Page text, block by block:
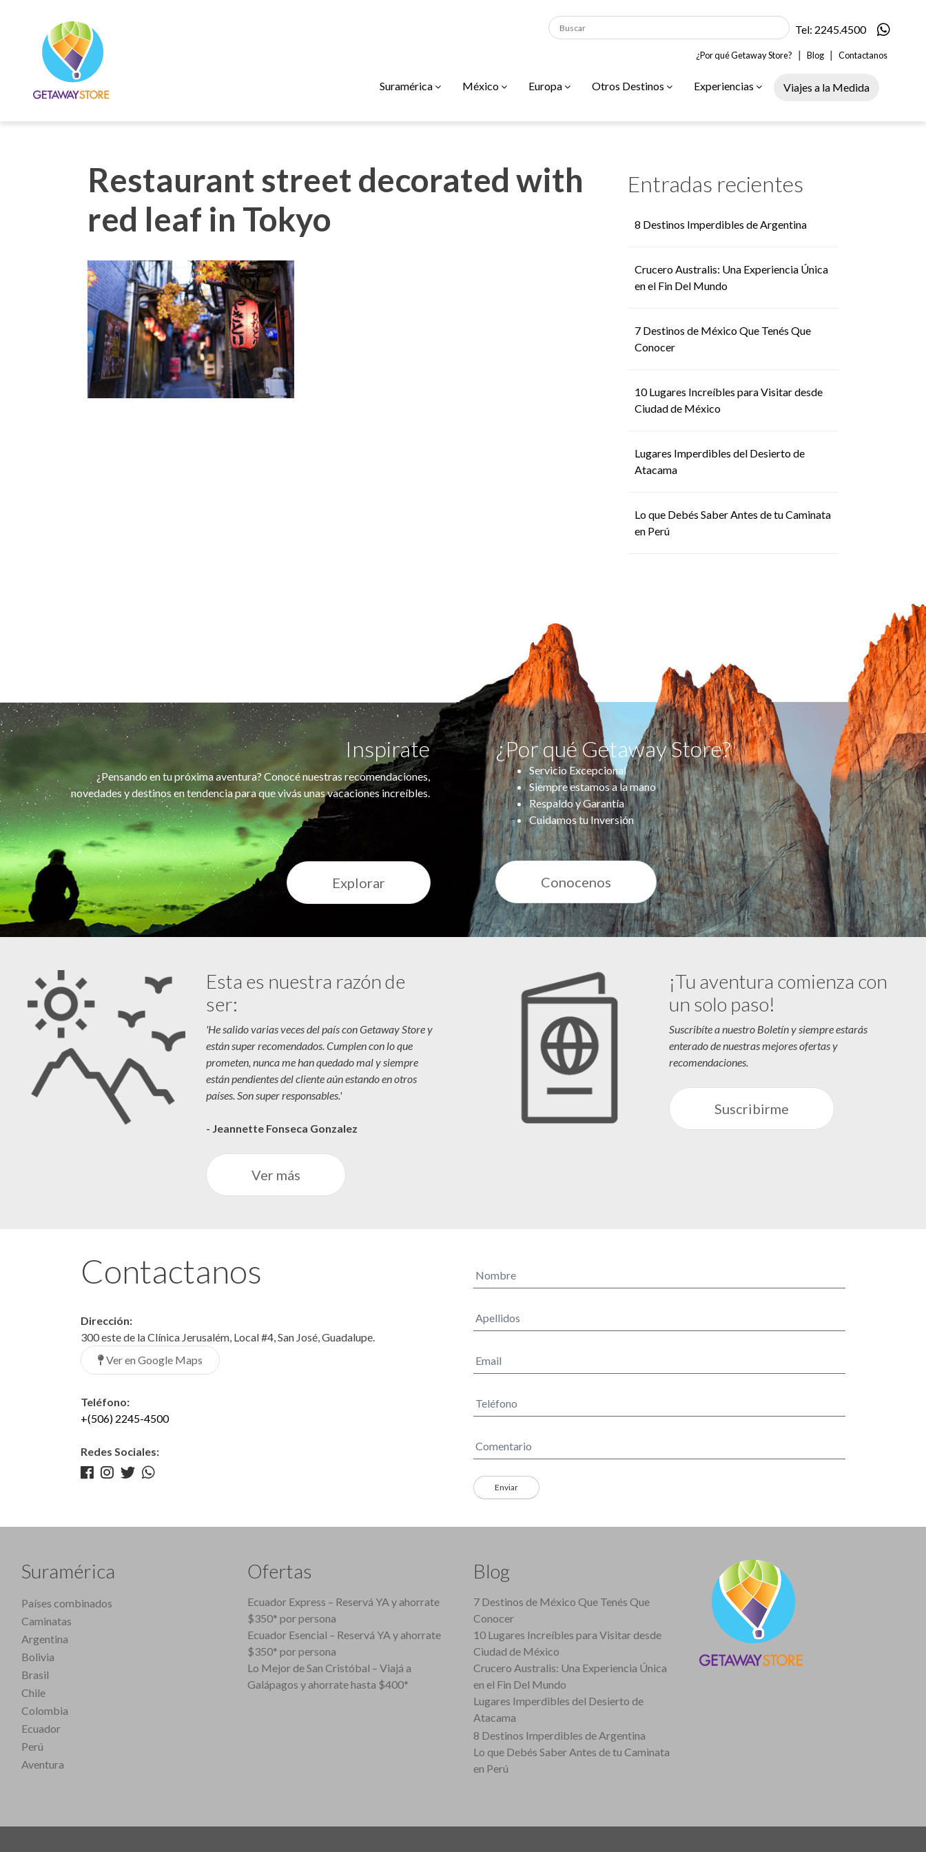
Tel: 2245.4500
¿Por qué Getaway Store? | Blog | Contactanos
Suramérica México Europa Otros Destinos Experiencias Viajes a la Medida
Restaurant street decorated with
red leaf in Tokyo
Entradas recientes
8 Destinos Imperdibles de Argentina
Crucero Australis: Una Experiencia Única
en el Fin Del Mundo
7 Destinos de México Que Tenés Que
Conocer
10 Lugares Increíbles para Visitar desde
Ciudad de México
Lugares Imperdibles del Desierto de
Atacama
Lo que Debés Saber Antes de tu Caminata
en Perú
Inspirate
¿Pensando en tu próxima aventura? Conocé nuestras recomendaciones,
novedades y destinos en tendencia para que vivás unas vacaciones increíbles.
¿Por qué Getaway Store?
Servicio Excepcional
Siempre estamos a la mano
Respaldo y Garantía
Cuidamos tu Inversión
Explorar Conocenos
Esta es nuestra razón de
ser:
'He salido varias veces del país con Getaway Store y
están super recomendados. Cumplen con lo que
prometen, nunca me han quedado mal y siempre
están pendientes del cliente aún estando en otros
países. Son super responsables.'
- Jeannette Fonseca Gonzalez
Ver más
¡Tu aventura comienza con
un solo paso!
Suscribíte a nuestro Boletín y siempre estarás
enterado de nuestras mejores ofertas y
recomendaciones.
Suscribirme
Contactanos
Dirección:
300 este de la Clínica Jerusalém, Local #4, San José, Guadalupe.
Ver en Google Maps
Teléfono:
+(506) 2245-4500
Redes Sociales:
Suramérica
Países combinados
Caminatas
Argentina
Bolivia
Brasil
Chile
Colombia
Ecuador
Perú
Aventura
Ofertas
Ecuador Express – Reservá YA y ahorrate
$350* por persona
Ecuador Esencial – Reservá YA y ahorrate
$350* por persona
Lo Mejor de San Cristóbal – Viajá a
Galápagos y ahorrate hasta $400*
Blog
7 Destinos de México Que Tenés Que
Conocer
10 Lugares Increíbles para Visitar desde
Ciudad de México
Crucero Australis: Una Experiencia Única
en el Fin Del Mundo
Lugares Imperdibles del Desierto de
Atacama
8 Destinos Imperdibles de Argentina
Lo que Debés Saber Antes de tu Caminata
en Perú